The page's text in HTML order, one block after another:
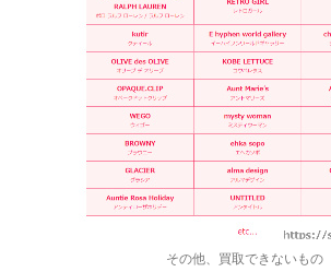
その他、買取できないもの